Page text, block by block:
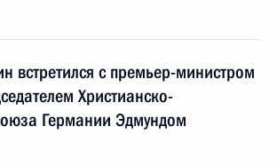
встретился с премьер-министром
Христианско-
Германии Эдмундом